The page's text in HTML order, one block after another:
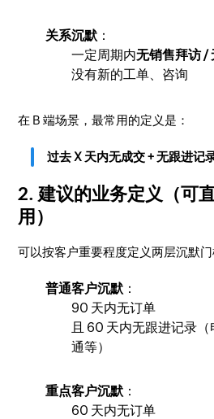
关系沉默 ：
一定周期内无销售拜访 /
没有新的工单、咨询
在 B 端场景，最常用的定义是：
过去 X 天内无成交 + 无跟进记
2. 建议的业务定义（可
用）
可以按客户重要程度定义两层沉默门
普通客户沉默 ：
90 天内无订单
且 60 天内无跟进记录
通等）
重点客户沉默 ：
60 天内无订单